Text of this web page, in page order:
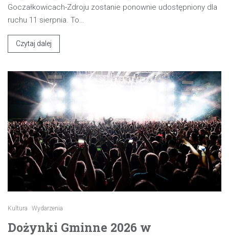
Goczałkowicach-Zdroju zostanie ponownie udostępniony dla
ruchu 11 sierpnia. To…
Czytaj dalej
Kultura Wydarzenia
Dożynki Gminne 2026 w